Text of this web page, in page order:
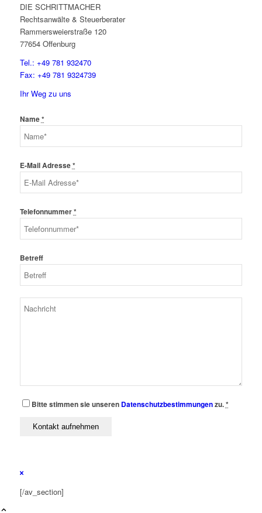
DIE SCHRITTMACHER
Rechtsanwälte & Steuerberater
Rammersweierstraße 120
77654 Offenburg
Tel.: +49 781 932470
Fax: +49 781 9324739
Ihr Weg zu uns
Name*
E-Mail Adresse*
Telefonnummer*
Betreff
Bitte stimmen sie unseren Datenschutzbestimmungenzu.*
[/av_section]